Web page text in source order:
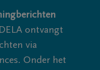
DELA ontvangt
via
Onder het